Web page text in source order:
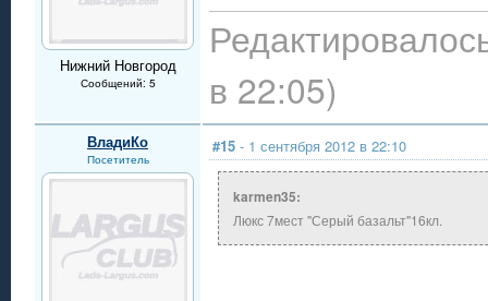
Нижний Новгород
Сообщений: 5
в 22:05)
ВладиКо
Посетитель
#15 - 1 сентября 2012 в 22:10
karmen35:
Люкс 7мест "Серый базальт"16кл.